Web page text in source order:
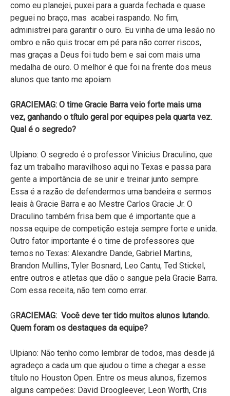
como eu planejei, puxei para a guarda fechada e quase
peguei no braço, mas acabei raspando. No fim,
administrei para garantir o ouro. Eu vinha de uma lesão no
ombro e não quis trocar em pé para não correr riscos,
mas graças a Deus foi tudo bem e sai com mais uma
medalha de ouro. O melhor é que foi na frente dos meus
alunos que tanto me apoiam
GRACIEMAG: O time Gracie Barra veio forte mais uma
vez, ganhando o título geral por equipes pela quarta vez.
Qual é o segredo?
Ulpiano: O segredo é o professor Vinicius Draculino, que
faz um trabalho maravilhoso aqui no Texas e passa para
gente a importância de se unir e treinar junto sempre.
Essa é a razão de defendermos uma bandeira e sermos
leais à Gracie Barra e ao Mestre Carlos Gracie Jr. O
Draculino também frisa bem que é importante que a
nossa equipe de competição esteja sempre forte e unida.
Outro fator importante é o time de professores que
temos no Texas: Alexandre Dande, Gabriel Martins,
Brandon Mullins, Tyler Bosnard, Leo Cantu, Ted Stickel,
entre outros e atletas que dão o sangue pela Gracie Barra.
Com essa receita, não tem como errar.
GRACIEMAG: Você deve ter tido muitos alunos lutando.
Quem foram os destaques da equipe?
Ulpiano: Não tenho como lembrar de todos, mas desde já
agradeço a cada um que ajudou o time a chegar a esse
título no Houston Open. Entre os meus alunos, fizemos
alguns campeões: David Droogleever, Leon Worth, Cris